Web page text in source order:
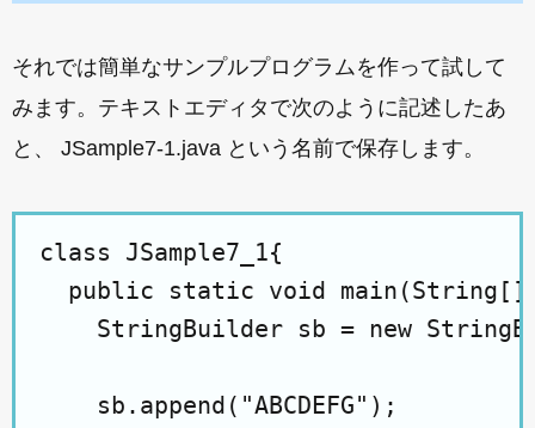
それでは簡単なサンプルプログラムを作って試して
みます。テキストエディタで次のように記述したあ
と、 JSample7-1.java という名前で保存します。
class JSample7_1{
public static void main(String[]
StringBuilder sb = new
    sb.append("ABCDEFG");